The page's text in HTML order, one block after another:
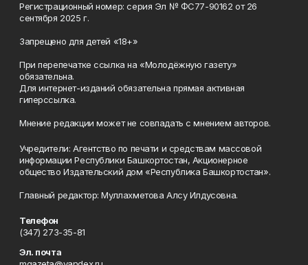
Регистрационный номер: серия Эл № ФС77-90162 от 26
сентября 2025 г.
Запрещено для детей «18+»
При перепечатке ссылка на «Молодёжную газету»
обязательна.
Для интернет-изданий обязательна прямая активная
гиперссылка.
Мнение редакции может не совпадать с мнением авторов.
Учредители: Агентство по печати и средствам массовой
информации Республики Башкортостан, Акционерное
общество Издательский дом «Республика Башкортостан».
Главный редактор: Муллахметова Алсу Илдусовна.
Телефон
(347) 273-35-81
Эл. почта